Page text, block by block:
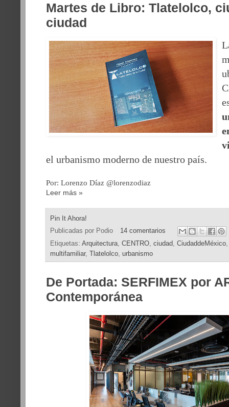
Martes de Libro: Tlatelolco,
ciudad
el urbanismo moderno de nuestro país.
Por: Lorenzo Díaz @lorenzodiaz
Leer más »
Pin It Ahora!
Publicadas por Podio
14 comentarios
Etiquetas: Arquitectura, CENTRO, ciudad, CiudaddeMéxico
multifamiliar, Tlatelolco, urbanismo
De Portada: SERFIMEX por
Contemporánea